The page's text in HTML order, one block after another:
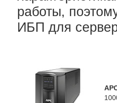
работы,
ИБП для